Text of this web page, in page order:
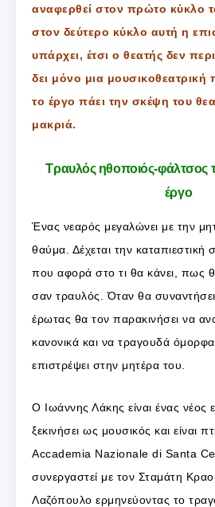
αναφερθεί στον πρώτο κύκλο
στον δεύτερο κύκλο αυτή η
υπάρχει, έτσι ο θεατής δεν
δει μόνο μια
το έργο πάει την σκέψη του
μακριά.
Τραυλός ηθοποιός-φάλτσος
έργο
Ένας νεαρός μεγαλώνει με την
θαύμα. Δέχεται την καταπιεστική
που αφορά στο τι θα κάνει, πως
σαν τραυλός. Όταν θα
έρωτας θα τον παρακινήσει να
κανονικά και να τραγουδά
επιστρέψει στην μητέρα του.
Ο Ιωάννης Λάκης είναι ένας νέος
ξεκινήσει ως μουσικός και είναι
Accademia Nazionale di Santa
συνεργαστεί με τον Σταμάτη
Λαζόπουλο ερμηνεύοντας το